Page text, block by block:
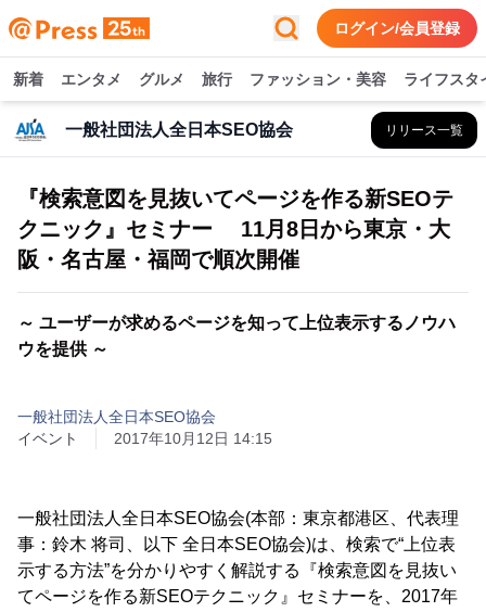
ログイン/会員登録
新着 エンタメ グルメ 旅行 ファッション・美容 ライフスタ
一般社団法人全日本SEO協会 リリース一覧
『検索意図を見抜いてページを作る新SEOテ
クニック』セミナー 11月8日から東京・大
阪・名古屋・福岡で順次開催
～ ユーザーが求めるページを知って上位表示するノウハ
ウを提供 ～
一般社団法人全日本SEO協会
イベント
2017年10月12日 14:15
一般社団法人全日本SEO協会(本部：東京都港区、代表理
事：鈴木 将司、以下 全日本SEO協会)は、検索で“上位表
示する方法”を分かりやすく解説する『検索意図を見抜い
てページを作る新SEOテクニック』セミナーを、2017年